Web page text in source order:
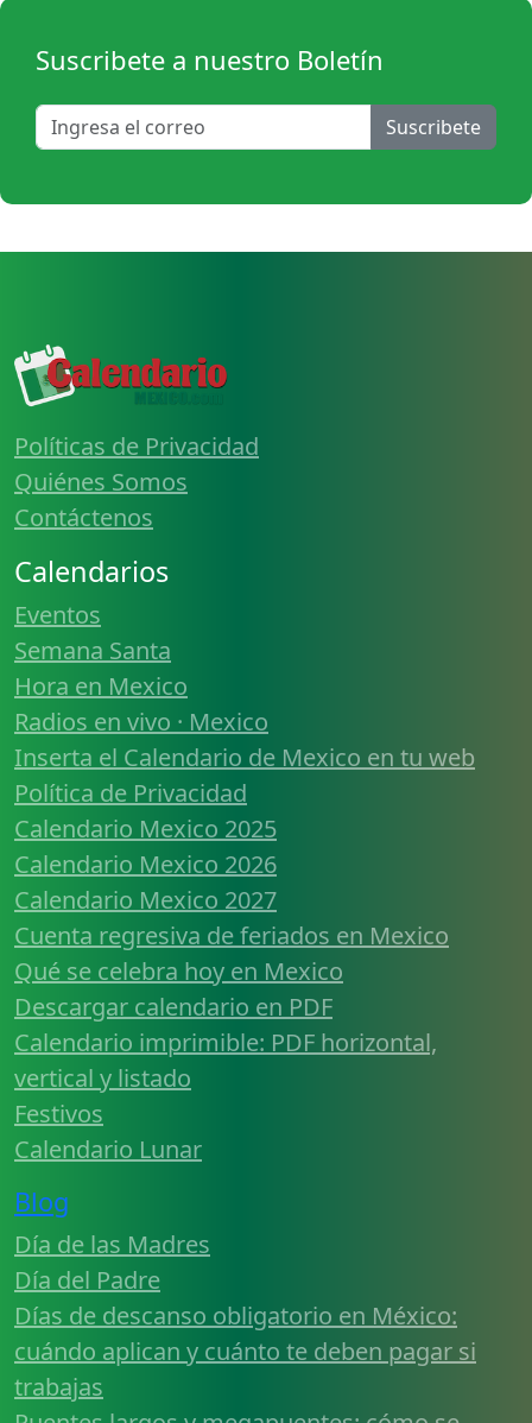
Suscribete a nuestro Boletín
Suscribete
Políticas de Privacidad
Quiénes Somos
Contáctenos
Calendarios
Eventos
Semana Santa
Hora en Mexico
Radios en vivo · Mexico
Inserta el Calendario de Mexico en tu web
Política de Privacidad
Calendario Mexico 2025
Calendario Mexico 2026
Calendario Mexico 2027
Cuenta regresiva de feriados en Mexico
Qué se celebra hoy en Mexico
Descargar calendario en PDF
Calendario imprimible: PDF horizontal,
vertical y listado
Festivos
Calendario Lunar
Blog
Día de las Madres
Día del Padre
Días de descanso obligatorio en México:
cuándo aplican y cuánto te deben pagar si
trabajas